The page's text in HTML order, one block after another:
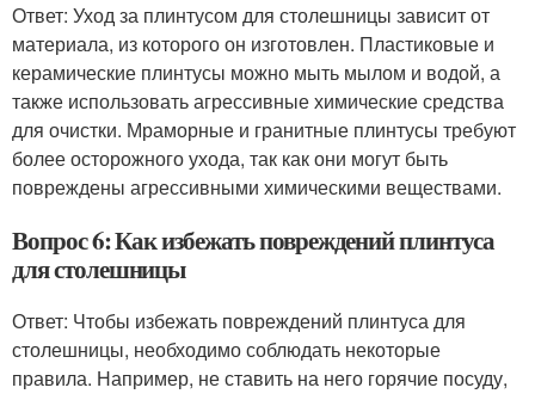
Ответ: Уход за плинтусом для столешницы зависит от
материала, из которого он изготовлен. Пластиковые и
керамические плинтусы можно мыть мылом и водой, а
также использовать агрессивные химические средства
для очистки. Мраморные и гранитные плинтусы требуют
более осторожного ухода, так как они могут быть
повреждены агрессивными химическими веществами.
Вопрос 6: Как избежать повреждений плинтуса
для столешницы
Ответ: Чтобы избежать повреждений плинтуса для
столешницы, необходимо соблюдать некоторые
правила. Например, не ставить на него горячие посуду,